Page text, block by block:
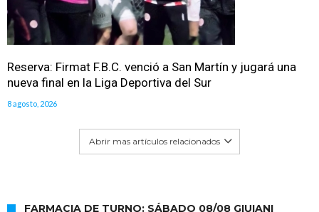
Reserva: Firmat F.B.C. venció a San Martín y jugará una
nueva final en la Liga Deportiva del Sur
8 agosto, 2026
Abrir mas artículos relacionados
FARMACIA DE TURNO: SÁBADO 08/08 GIUIANI